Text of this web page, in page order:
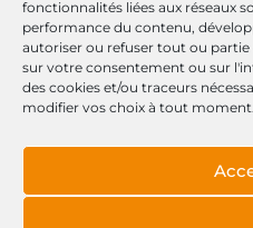
fonctionnalités liées aux réseaux
performance du contenu,
autoriser ou refuser tout ou
sur votre consentement ou sur
des cookies et/ou traceurs
modifier vos choix à tout moment.